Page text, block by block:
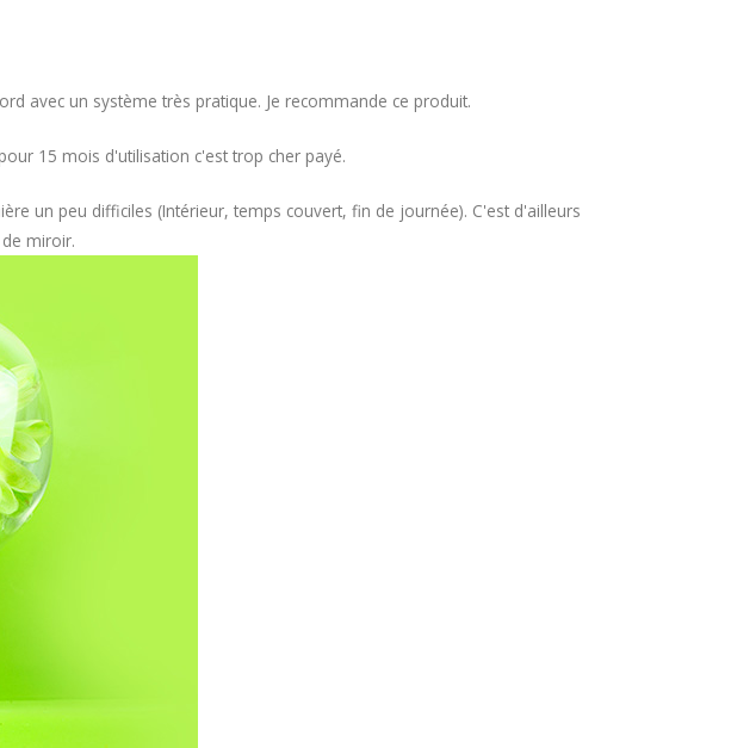
avec un système très pratique. Je recommande ce produit.
15 mois d'utilisation c'est trop cher payé.
un peu difficiles (Intérieur, temps couvert, fin de journée). C'est d'ailleurs
miroir.